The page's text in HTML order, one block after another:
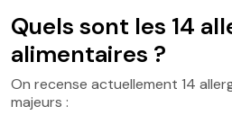
Quels sont les 14
alimentaires ?
On recense actuellement 14
majeurs :